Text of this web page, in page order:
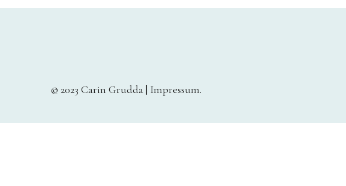
© 2023 Carin Grudda | Impressum